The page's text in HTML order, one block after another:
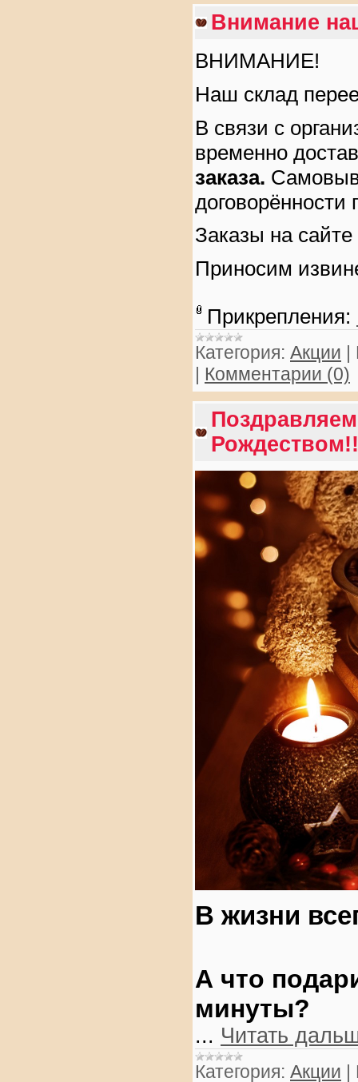
Внимание
ВНИМАНИЕ!
Наш склад
В связи с
временно
заказа.
договорённости
Заказы на
Приносим
Прикрепления:
Категория: Акции |
| Комментарии (0)
В жизни
А что
минуты?
... Читать
Категория: Акции |